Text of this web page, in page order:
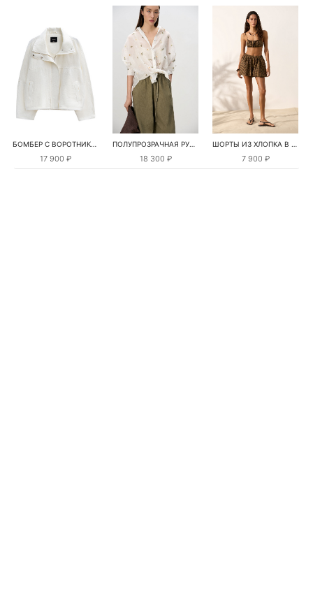
БОМБЕР С ВОРОТНИКОМ-СТОЙКОЙ
17 900 ₽
ПОЛУПРОЗРАЧНАЯ РУБАШКА С РОМАШКАМИ
18 300 ₽
ШОРТЫ ИЗ ХЛОПКА В КЛЕТКУ
7 900 ₽